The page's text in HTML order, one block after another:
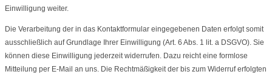
Einwilligung weiter.
Die Verarbeitung der in das Kontaktformular eingegebenen Daten erfolgt somit
ausschließlich auf Grundlage Ihrer Einwilligung (Art. 6 Abs. 1 lit. a DSGVO). Sie
können diese Einwilligung jederzeit widerrufen. Dazu reicht eine formlose
Mitteilung per E-Mail an uns. Die Rechtmäßigkeit der bis zum Widerruf erfolgten